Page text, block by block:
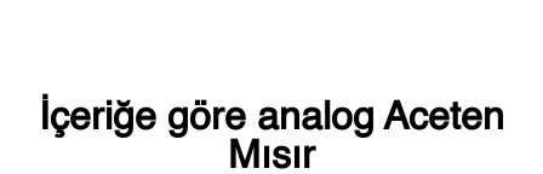
İçeriğe göre analog Aceten
Mısır